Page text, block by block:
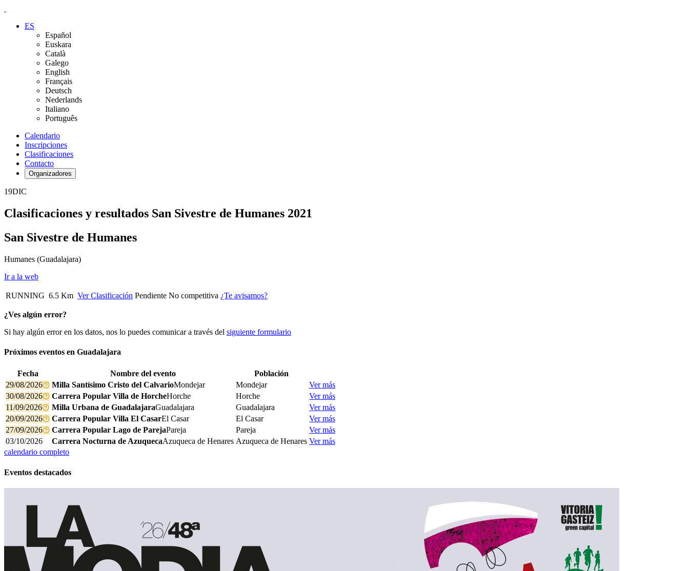
ES
Español
Euskara
Català
Galego
English
Français
Deutsch
Nederlands
Italiano
Português
Calendario
Inscripciones
Clasificaciones
Contacto
Organizadores
19DIC
Clasificaciones y resultados San Sivestre de Humanes 2021
San Sivestre de Humanes
Humanes (Guadalajara)
Ir a la web
RUNNING 6.5 Km Ver Clasificación Pendiente No competitiva ¿Te avisamos?
¿Ves algún error?
Si hay algún error en los datos, nos lo puedes comunicar a través del siguiente formulario
Próximos eventos en Guadalajara
Fecha Nombre del evento
Población
29/08/2026
Milla Santísimo Cristo del CalvarioMondejar Mondejar
Ver más
30/08/2026
Carrera Popular Villa de HorcheHorche Horche
Ver más
11/09/2026
Milla Urbana de GuadalajaraGuadalajara Guadalajara
Ver más
20/09/2026
Carrera Popular Villa El CasarEl Casar El Casar
Ver más
27/09/2026
Carrera Popular Lago de ParejaPareja Pareja
Ver más
03/10/2026
Carrera Nocturna de AzuquecaAzuqueca de Henares Azuqueca de Henares Ver más
calendario completo
Eventos destacados